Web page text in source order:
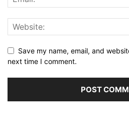
Save my name, email, and
next time I comment.